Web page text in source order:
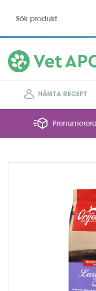
HÄMTA RECEPT